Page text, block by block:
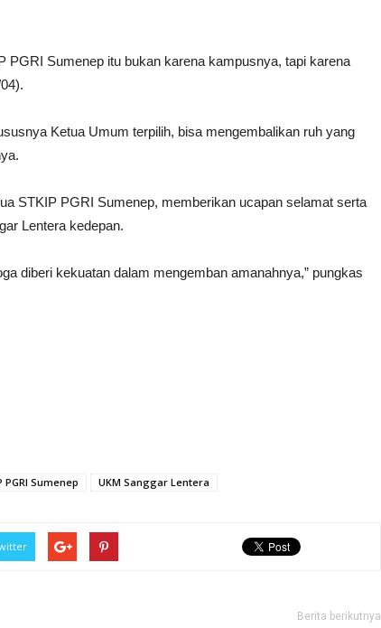
PGRI Sumenep itu bukan karena kampusnya, tapi karena
Ketua Umum terpilih, bisa mengembalikan ruh yang
STKIP PGRI Sumenep, memberikan ucapan selamat serta
Lentera kedepan.
diberi kekuatan dalam mengemban amanahnya,” pungkas
PGRI Sumenep UKM Sanggar Lentera
Berita berikutnya